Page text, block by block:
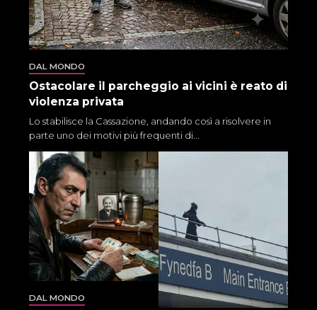
DAL MONDO
Ostacolare il parcheggio ai vicini è reato di
violenza privata
Lo stabilisce la Cassazione, andando così a risolvere in
parte uno dei motivi più frequenti di...
DAL MONDO